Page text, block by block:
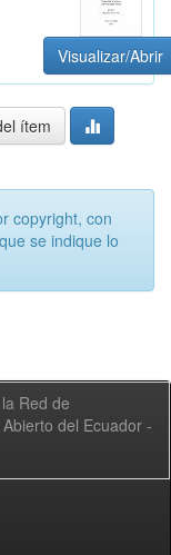
Visualizar/Abrir
ítem
copyright, con
se indique lo
Red de
del Ecuador -